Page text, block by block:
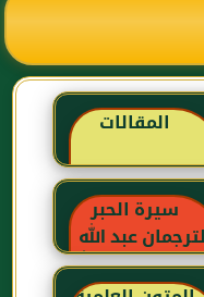
المقالات
سيرة الحبر
عبد الله
عباس رضي الله